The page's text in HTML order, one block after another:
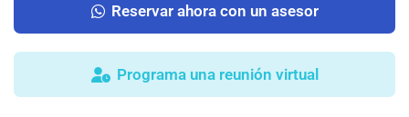
Reservar ahora con un asesor
Programa una reunión virtual